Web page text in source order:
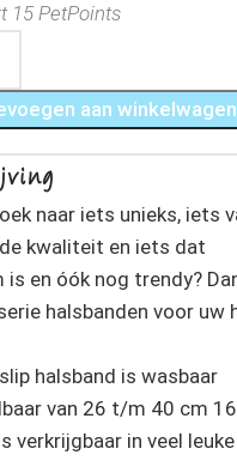
15 PetPoints
aan winkelwagen
naar iets unieks, iets
kwaliteit en iets dat
is en óók nog trendy?
halsbanden voor uw
halsband is wasbaar
van 26 t/m 40 cm
verkrijgbaar in veel leuke